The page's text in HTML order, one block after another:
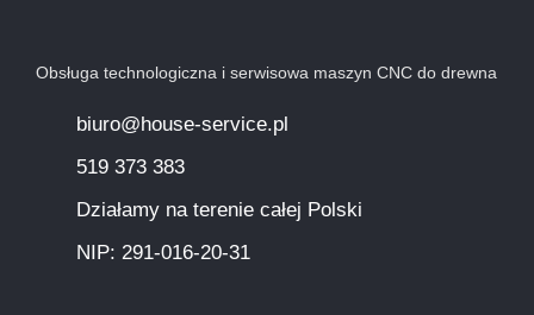
Obsługa technologiczna i serwisowa maszyn CNC do drewna
biuro@house-service.pl
519 373 383
Działamy na terenie całej Polski
NIP: 291-016-20-31​